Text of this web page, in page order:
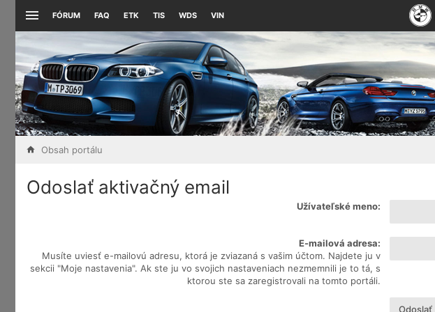
FÓRUM FAQ ETK TIS WDS VIN
Obsah portálu
Odoslať aktivačný email
Užívateľské meno:
E-mailová adresa:
Musíte uviesť e-mailovú adresu, ktorá je zviazaná s vašim účtom. Najdete ju v
sekcii "Moje nastavenia". Ak ste ju vo svojich nastaveniach nezmemnili je to tá, s
ktorou ste sa zaregistrovali na tomto portáli.